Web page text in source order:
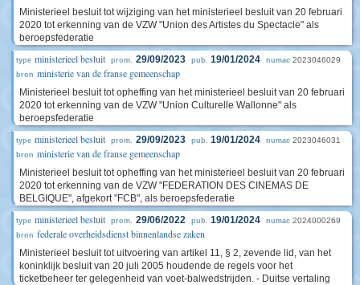
Ministerieel besluit tot wijziging van het ministerieel besluit van 20 februari
2020 tot erkenning van de VZW "Union des Artistes du Spectacle" als
beroepsfederatie
type ministerieel besluit prom. 29/09/2023 pub. 19/01/2024 numac 2023046029
bron ministerie van de franse gemeenschap
Ministerieel besluit tot opheffing van het ministerieel besluit van 20 februari
2020 tot erkenning van de VZW "Union Culturelle Wallonne" als
beroepsfederatie
type ministerieel besluit prom. 29/09/2023 pub. 19/01/2024 numac 2023046031
bron ministerie van de franse gemeenschap
Ministerieel besluit tot opheffing van het ministerieel besluit van 20 februari
2020 tot erkenning van de VZW "FEDERATION DES CINEMAS DE
BELGIQUE", afgekort "FCB", als beroepsfederatie
type ministerieel besluit prom. 29/06/2022 pub. 19/01/2024 numac 2024000269
bron federale overheidsdienst binnenlandse zaken
Ministerieel besluit tot uitvoering van artikel 11, § 2, zevende lid, van het
koninklijk besluit van 20 juli 2005 houdende de regels voor het
ticketbeheer ter gelegenheid van voet-balwedstrijden. - Duitse vertaling